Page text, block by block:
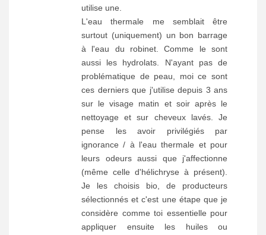
utilise une.
L'eau thermale me semblait être
surtout (uniquement) un bon barrage
à l'eau du robinet. Comme le sont
aussi les hydrolats. N'ayant pas de
problématique de peau, moi ce sont
ces derniers que j'utilise depuis 3 ans
sur le visage matin et soir après le
nettoyage et sur cheveux lavés. Je
pense les avoir privilégiés par
ignorance / à l'eau thermale et pour
leurs odeurs aussi que j'affectionne
(même celle d'hélichryse à présent).
Je les choisis bio, de producteurs
sélectionnés et c'est une étape que je
considère comme toi essentielle pour
appliquer ensuite les huiles ou